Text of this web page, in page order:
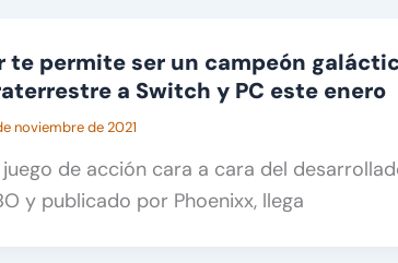
te permite ser un campeón
a Switch y PC este enero
noviembre de 2021
juego de acción cara a cara del
y publicado por Phoenixx, llega